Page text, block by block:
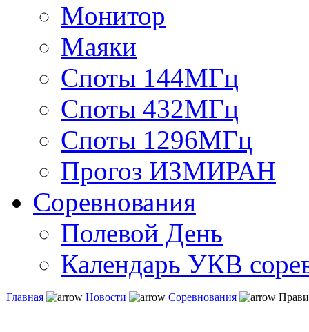
Монитор
Маяки
Споты 144МГц
Споты 432МГц
Споты 1296МГц
Прогоз ИЗМИРАН
Соревнования
Полевой День
Календарь УКВ
Главная Новости Соревнования